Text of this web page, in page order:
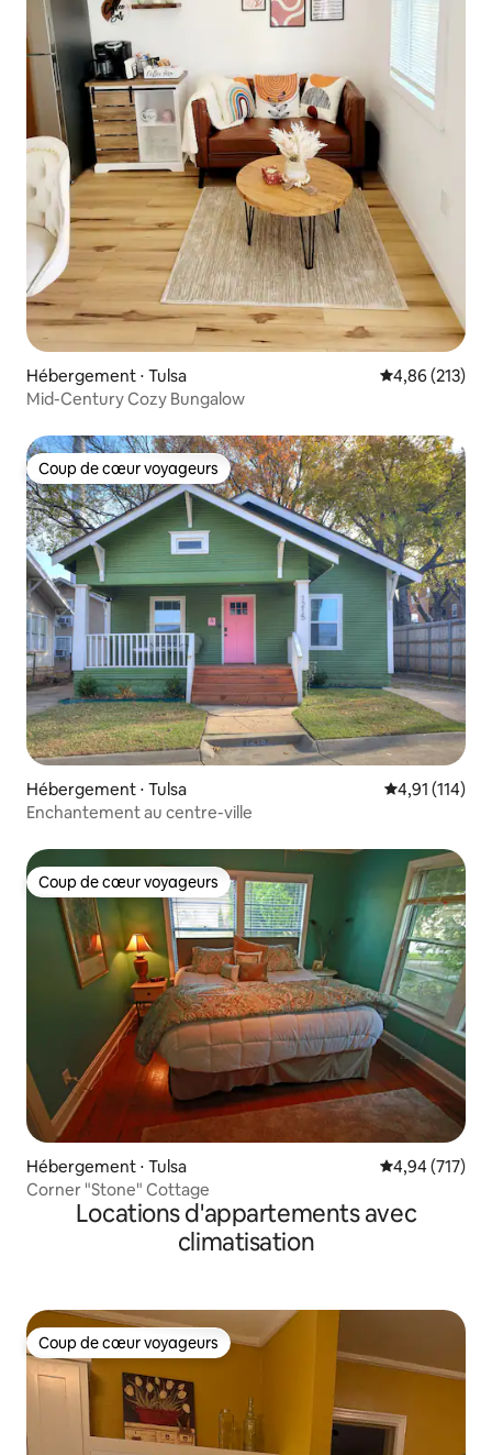
Hébergement ⋅ Tulsa Évaluation
4,86 (213)
Mid-Century Cozy Bungalow
Coup de cœur voyageurs
Coup de cœur voyageurs
Hébergement ⋅ Tulsa Évaluation
4,91 (114)
Enchantement au centre-ville
Coup de cœur voyageurs
Coup de cœur voyageurs
Hébergement ⋅ Tulsa Évaluation
4,94 (717)
Corner "Stone" Cottage
Locations d'appartements avec
climatisation
Coup de cœur voyageurs
Coup de cœur voyageurs